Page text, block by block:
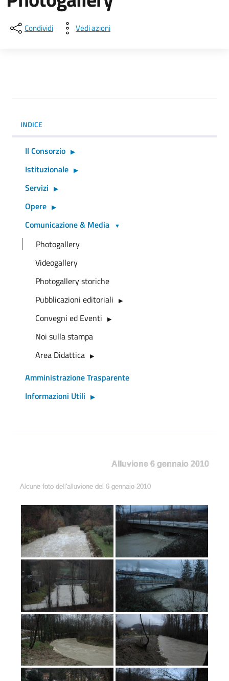
Condividi Vedi azioni
INDICE
Il Consorzio
Istituzionale
Servizi
Opere
Comunicazione & Media
Photogallery
Videogallery
Photogallery storiche
Pubblicazioni editoriali
Convegni ed Eventi
Noi sulla stampa
Area Didattica
Amministrazione Trasparente
Informazioni Utili
Alluvione 6 gennaio 2010
Alcune foto dell'alluvione del 6 gennaio 2010